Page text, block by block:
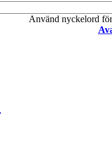
Använd nyckelord